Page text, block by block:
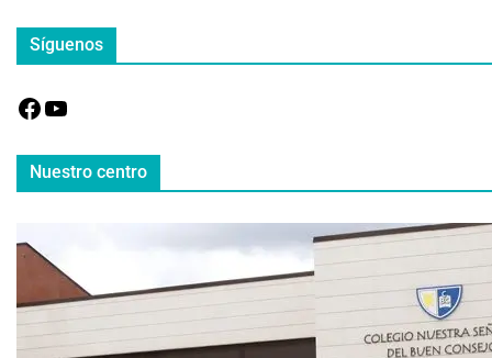
Síguenos
Nuestro centro